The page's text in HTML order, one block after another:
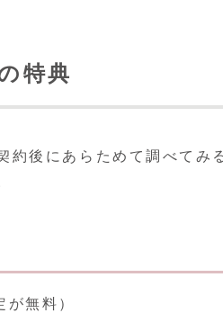
特典
約後にあらためて調べてみ
が無料）